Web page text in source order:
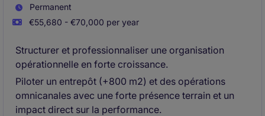
Permanent
€55,680 - €70,000 per year
Structurer et professionnaliser une organisation
opérationnelle en forte croissance.
Piloter un entrepôt (+800 m2) et des opérations
omnicanales avec une forte présence terrain et un
impact direct sur la performance.